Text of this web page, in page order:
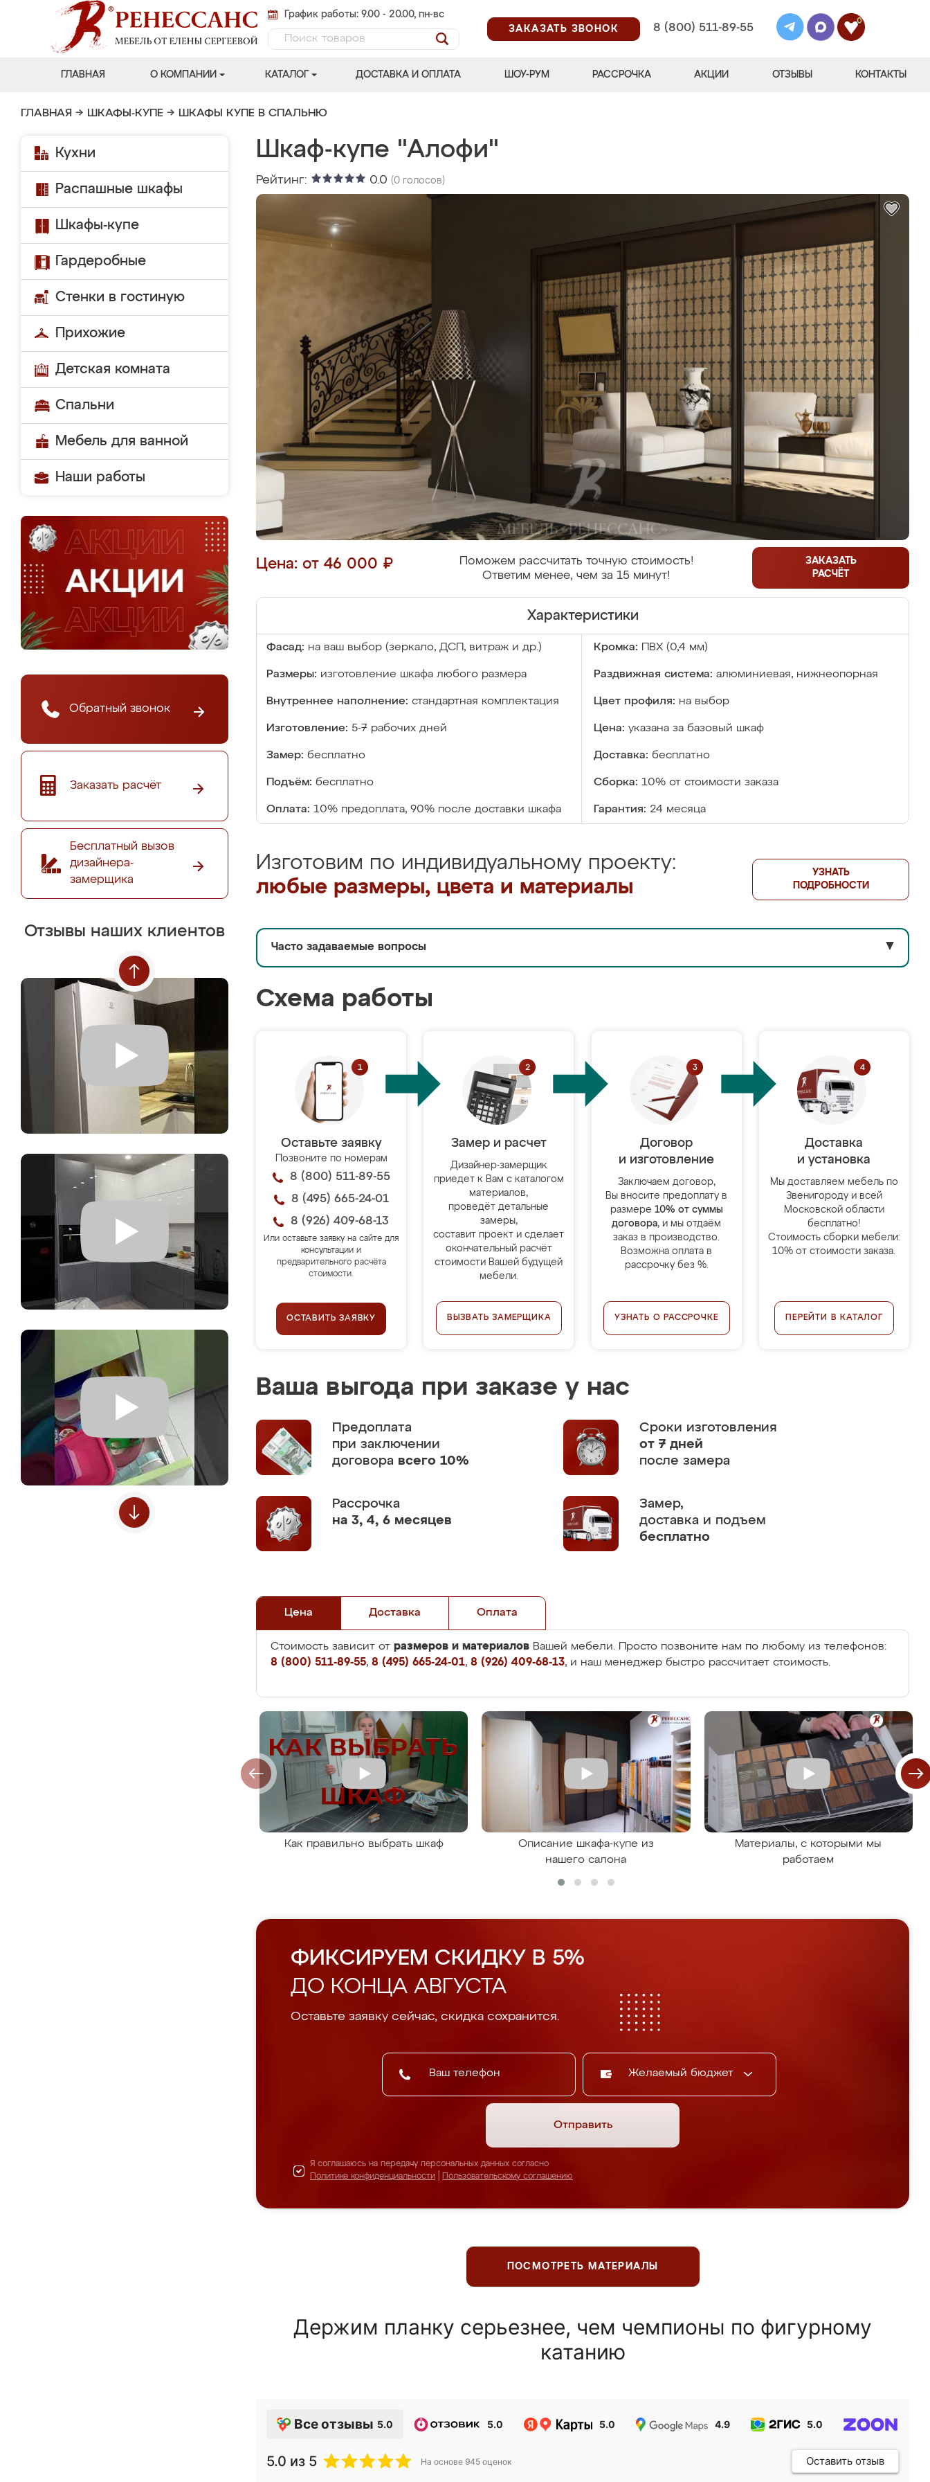
График работы: 9.00 - 20.00, пн-вс
ЗАКАЗАТЬ ЗВОНОК
8 (800) 511-89-55
0
ГЛАВНАЯ О КОМПАНИИ КАТАЛОГ ДОСТАВКА И ОПЛАТА ШОУ-РУМ РАССРОЧКА АКЦИИ ОТЗЫВЫ КОНТАКТЫ
ГЛАВНАЯ → ШКАФЫ-КУПЕ → ШКАФЫ КУПЕ В СПАЛЬНЮ
Кухни
Распашные шкафы
Шкафы-купе
Гардеробные
Стенки в гостиную
Прихожие
Детская комната
Спальни
Мебель для ванной
Наши работы
Обратный звонок
Заказать расчёт
Бесплатный вызов
дизайнера-
замерщика
Отзывы наших клиентов
Шкаф-купе "Алофи"
Рейтинг: 0.0 (0 голосов)
Цена: от 46 000 ₽
Поможем рассчитать точную стоимость!
Ответим менее, чем за 15 минут!
ЗАКАЗАТЬ
РАСЧЁТ
Характеристики
Фасад: на ваш выбор (зеркало, ДСП, витраж и др.) Кромка: ПВХ (0,4 мм)
Размеры: изготовление шкафа любого размера Раздвижная система: алюминиевая, нижнеопорная
Внутреннее наполнение: стандартная комплектация Цвет профиля: на выбор
Изготовление: 5-7 рабочих дней Цена: указана за базовый шкаф
Замер: бесплатно Доставка: бесплатно
Подъём: бесплатно Сборка: 10% от стоимости заказа
Оплата: 10% предоплата, 90% после доставки шкафа Гарантия: 24 месяца
Изготовим по индивидуальному проекту:
любые размеры, цвета и материалы
УЗНАТЬ
ПОДРОБНОСТИ
Часто задаваемые вопросы ▼
Схема работы
Оставьте заявку
Позвоните по номерам
8 (800) 511-89-55
8 (495) 665-24-01
8 (926) 409-68-13
Или оставьте заявку на сайте для
консультации и
предварительного расчёта
стоимости.
ОСТАВИТЬ ЗАЯВКУ
Замер и расчет
Дизайнер-замерщик
приедет к Вам с каталогом
материалов,
проведёт детальные
замеры,
составит проект и сделает
окончательный расчёт
стоимости Вашей будущей
мебели.
ВЫЗВАТЬ ЗАМЕРЩИКА
Договор
и изготовление
Заключаем договор,
Вы вносите предоплату в
размере 10% от суммы
договора, и мы отдаём
заказ в производство.
Возможна оплата в
рассрочку без %.
УЗНАТЬ О РАССРОЧКЕ
Доставка
и установка
Мы доставляем мебель по
Звенигороду и всей
Московской области
бесплатно!
Стоимость сборки мебели:
10% от стоимости заказа.
ПЕРЕЙТИ В КАТАЛОГ
Ваша выгода при заказе у нас
Предоплата
при заключении
договора всего 10%
Сроки изготовления
от 7 дней
после замера
Рассрочка
на 3, 4, 6 месяцев
Замер,
доставка и подъем
бесплатно
Цена Доставка Оплата
Стоимость зависит от размеров и материалов Вашей мебели. Просто позвоните нам по любому из телефонов:
8 (800) 511-89-55, 8 (495) 665-24-01, 8 (926) 409-68-13, и наш менеджер быстро рассчитает стоимость.
Как правильно выбрать шкаф
Описание шкафа-купе из
нашего салона
Материалы, с которыми мы
работаем
ФИКСИРУЕМ СКИДКУ В 5%
ДО КОНЦА АВГУСТА
Оставьте заявку сейчас, скидка сохранится.
Желаемый бюджет
Отправить
Я соглашаюсь на передачу персональных данных согласно
Политике конфиденциальности
Пользовательскому соглашению
ПОСМОТРЕТЬ МАТЕРИАЛЫ
Держим планку серьезнее, чем чемпионы по фигурному
катанию
Все отзывы 5.0 5.0 5.0 4.9 5.0
5.0 из 5 На основе 945 оценок Оставить отзыв